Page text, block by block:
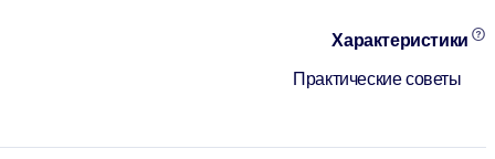
Характеристики
Практические советы